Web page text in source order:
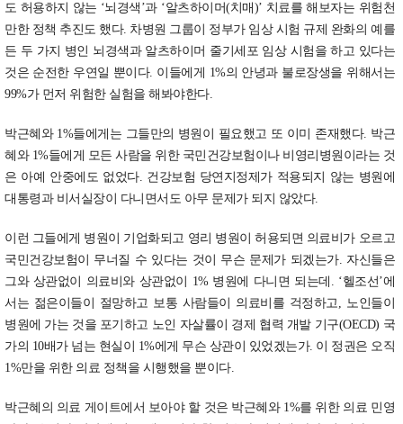
도 허용하지 않는 ‘뇌경색’과 ‘알츠하이머(치매)’ 치료를 해보자는 위험천
만한 정책 추진도 했다. 차병원 그룹이 정부가 임상 시험 규제 완화의 예를
든 두 가지 병인 뇌경색과 알츠하이머 줄기세포 임상 시험을 하고 있다는
것은 순전한 우연일 뿐이다. 이들에게 1%의 안녕과 불로장생을 위해서는
99%가 먼저 위험한 실험을 해봐야한다.
박근혜와 1%들에게는 그들만의 병원이 필요했고 또 이미 존재했다. 박근
혜와 1%들에게 모든 사람을 위한 국민건강보험이나 비영리병원이라는 것
은 아예 안중에도 없었다. 건강보험 당연지정제가 적용되지 않는 병원에
대통령과 비서실장이 다니면서도 아무 문제가 되지 않았다.
이런 그들에게 병원이 기업화되고 영리 병원이 허용되면 의료비가 오르고
국민건강보험이 무너질 수 있다는 것이 무슨 문제가 되겠는가. 자신들은
그와 상관없이 의료비와 상관없이 1% 병원에 다니면 되는데. ‘헬조선’에
서는 젊은이들이 절망하고 보통 사람들이 의료비를 걱정하고, 노인들이
병원에 가는 것을 포기하고 노인 자살률이 경제 협력 개발 기구(OECD) 국
가의 10배가 넘는 현실이 1%에게 무슨 상관이 있었겠는가. 이 정권은 오직
1%만을 위한 의료 정책을 시행했을 뿐이다.
박근혜의 의료 게이트에서 보아야 할 것은 박근혜와 1%를 위한 의료 민영